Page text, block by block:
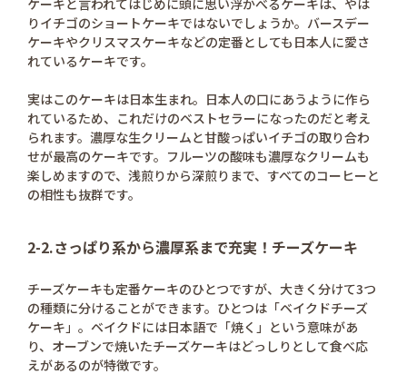
ケーキと言われてはじめに頭に思い浮かべるケーキは、やは
りイチゴのショートケーキではないでしょうか。バースデー
ケーキやクリスマスケーキなどの定番としても日本人に愛さ
れているケーキです。
実はこのケーキは日本生まれ。日本人の口にあうように作ら
れているため、これだけのベストセラーになったのだと考え
られます。濃厚な生クリームと甘酸っぱいイチゴの取り合わ
せが最高のケーキです。フルーツの酸味も濃厚なクリームも
楽しめますので、浅煎りから深煎りまで、すべてのコーヒーと
の相性も抜群です。
2-2.さっぱり系から濃厚系まで充実！チーズケーキ
チーズケーキも定番ケーキのひとつですが、大きく分けて3つ
の種類に分けることができます。ひとつは「ベイクドチーズ
ケーキ」。ベイクドには日本語で「焼く」という意味があ
り、オーブンで焼いたチーズケーキはどっしりとして食べ応
えがあるのが特徴です。